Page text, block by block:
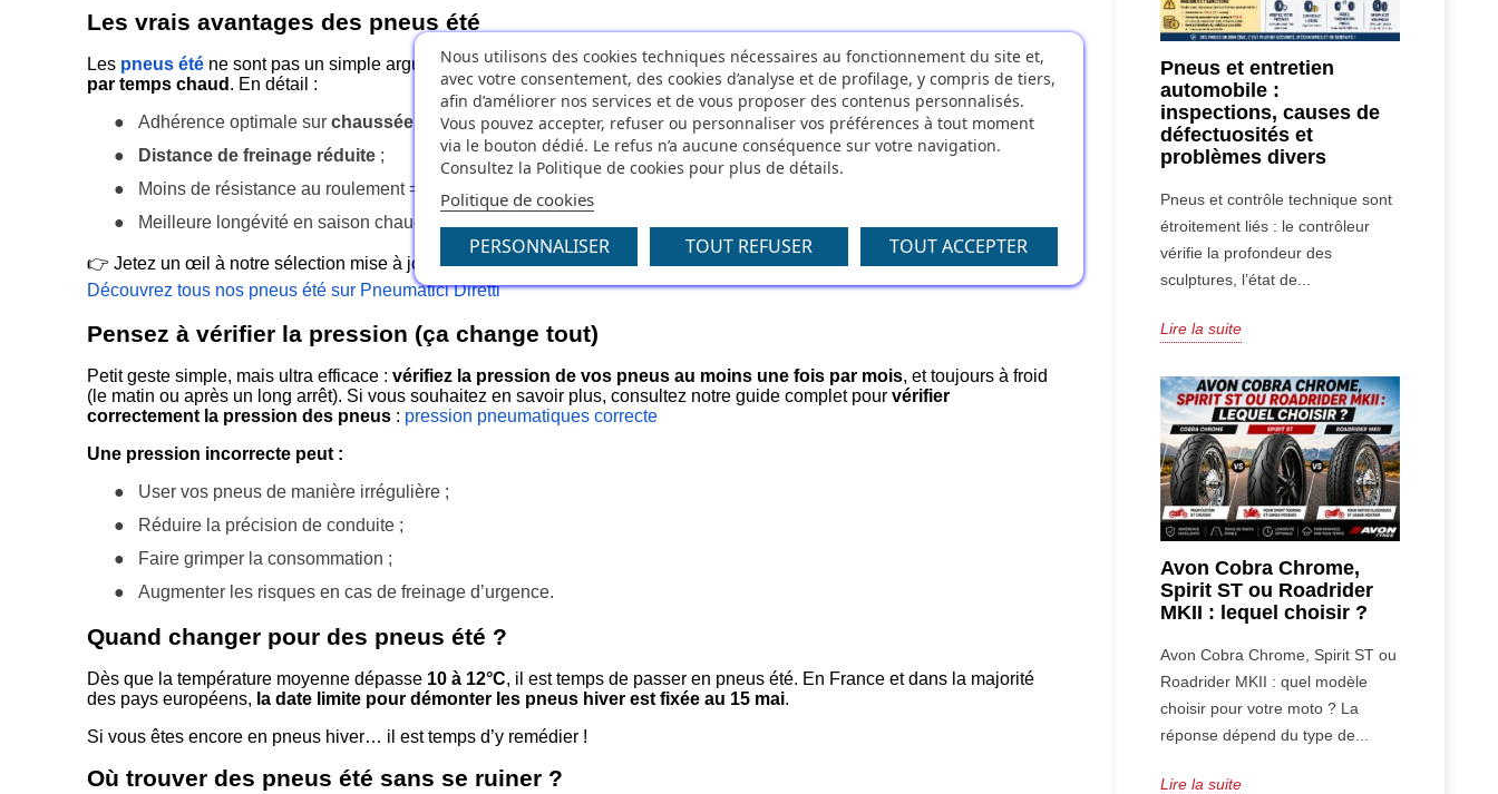
Les vrais avantages des pneus été
Les pneus été ne sont pas un simple argument marketing. Ils sont conçus pour offrirle meilleur comportement routier
par temps chaud . En détail :
●
Adhérence optimale surchaussée sèche et mouillée;
●
Distance de freinage réduite ;
●
Moins de résistance au roulement =
●
Meilleure longévité en saison chaude.
👉 Jetez un œil à notre sélection mise à jour :
Découvrez tous nos pneus été sur Pneumatici Diretti
Pensez à vérifier la pression (ça change tout)
Petit geste simple, mais ultra efficace :vérifiez la pression de vos pneus au moins une fois par mois, et toujours à froid
(le matin ou après un long arrêt). Si vous souhaitez en savoir plus, consultez notre guide complet pourvérifier
correctement la pression des pneus : pression pneumatiques correcte
Une pression incorrecte peut :
●
User vos pneus de manière irrégulière ;
●
Réduire la précision de conduite ;
●
Faire grimper la consommation ;
●
Augmenter les risques en cas de freinage d’urgence.
Quand changer pour des pneus été ?
Dès que la température moyenne dépasse 10 à 12°C, il est temps de passer en pneus été. En France et dans la majorité
des pays européens, la date limite pour démonter les pneus hiver est fixée au 15 mai.
Si vous êtes encore en pneus hiver… il est temps d’y remédier !
Où trouver des pneus été sans se ruiner ?
Pneus et entretien
automobile :
inspections, causes de
défectuosités et
problèmes divers
Pneus et contrôle technique sont
étroitement liés : le contrôleur
vérifie la profondeur des
sculptures, l’état de...
Lire la suite
Avon Cobra Chrome,
Spirit ST ou Roadrider
MKII : lequel choisir ?
Avon Cobra Chrome, Spirit ST ou
Roadrider MKII : quel modèle
choisir pour votre moto ? La
réponse dépend du type de...
Lire la suite
Nous utilisons des cookies techniques nécessaires au fonctionnement du site et,
avec votre consentement, des cookies d’analyse et de profilage, y compris de tiers,
afin d’améliorer nos services et de vous proposer des contenus personnalisés.
Vous pouvez accepter, refuser ou personnaliser vos préférences à tout moment
via le bouton dédié. Le refus n’a aucune conséquence sur votre navigation.
Consultez la Politique de cookies pour plus de détails.
Politique de cookies
PERSONNALISER TOUT REFUSER TOUT ACCEPTER